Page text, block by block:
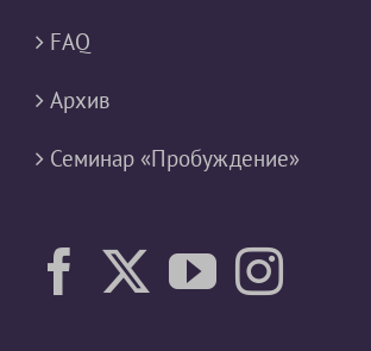
FAQ
Архив
Семинар «Пробуждение»